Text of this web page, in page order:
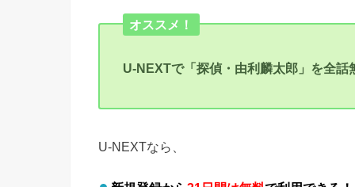
オススメ！
U-NEXTで「探偵・由利麟太郎」を全話
U-NEXTなら、